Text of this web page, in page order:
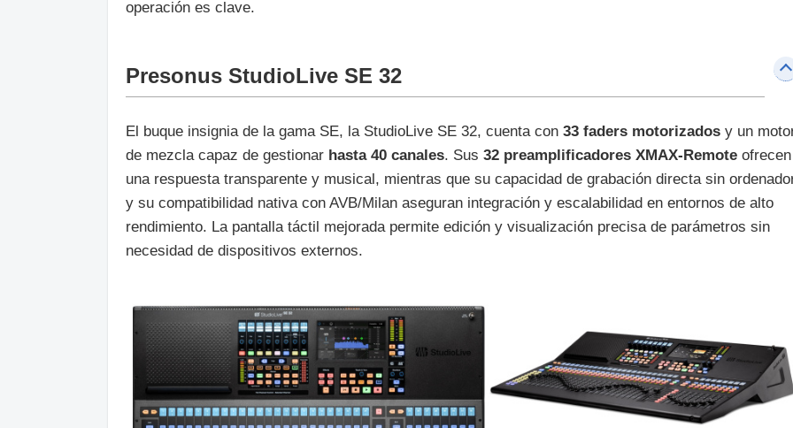
operación es clave.
Presonus StudioLive SE 32
El buque insignia de la gama SE, la StudioLive SE 32, cuenta con 33 faders motorizados y un
de mezcla capaz de gestionar hasta 40 canales. Sus 32 preamplificadores XMAX-Remote ofrecen
una respuesta transparente y musical, mientras que su capacidad de grabación directa sin
y su compatibilidad nativa con AVB/Milan aseguran integración y escalabilidad en entornos de alto
rendimiento. La pantalla táctil mejorada permite edición y visualización precisa de parámetros sin
necesidad de dispositivos externos.